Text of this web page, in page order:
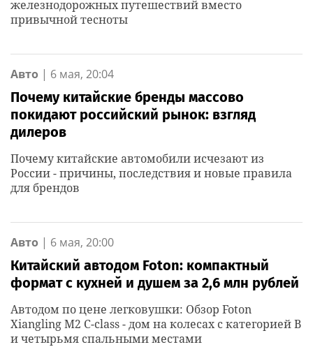
железнодорожных путешествий вместо
привычной тесноты
Авто | 6 мая, 20:04
Почему китайские бренды массово
покидают российский рынок: взгляд
дилеров
Почему китайские автомобили исчезают из
России - причины, последствия и новые правила
для брендов
Авто | 6 мая, 20:00
Китайский автодом Foton: компактный
формат с кухней и душем за 2,6 млн рублей
Автодом по цене легковушки: Обзор Foton
Xiangling M2 C-class - дом на колесах с категорией B
и четырьмя спальными местами